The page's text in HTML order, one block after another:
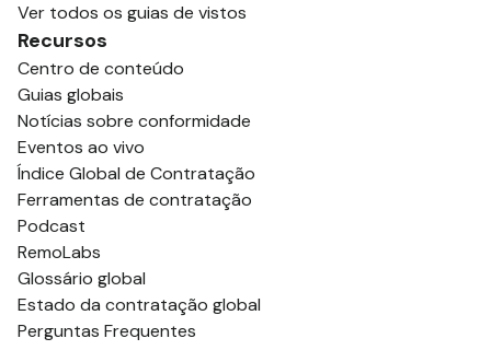
Ver todos os guias de vistos
Recursos
Centro de conteúdo
Guias globais
Notícias sobre conformidade
Eventos ao vivo
Índice Global de Contratação
Ferramentas de contratação
Podcast
RemoLabs
Glossário global
Estado da contratação global
Perguntas Frequentes